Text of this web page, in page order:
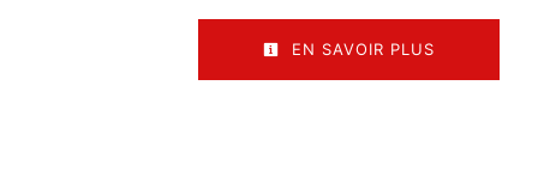
EN SAVOIR PLUS